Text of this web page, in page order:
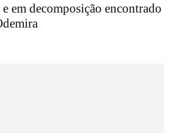
em decomposição encontrado